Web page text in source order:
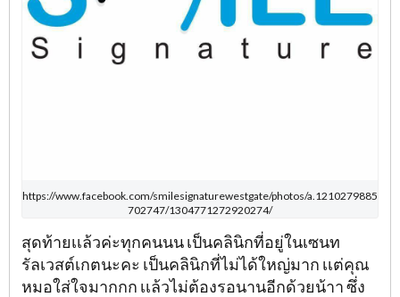
https://www.facebook.com/smilesignaturewestgate/photos/a.1210279885
702747/1304771272920274/
สุดท้ายเเล้วค่ะทุกคนนน เป็นคลินิกที่อยู่ในเซนท
รัลเวสต์เกตนะคะ เป็นคลินิกที่ไม่ได้ใหญ่มาก เเต่คุณ
หมอใส่ใจมากกก เเล้วไม่ต้องรอนานอีกด้วยน้าา ซึ่ง